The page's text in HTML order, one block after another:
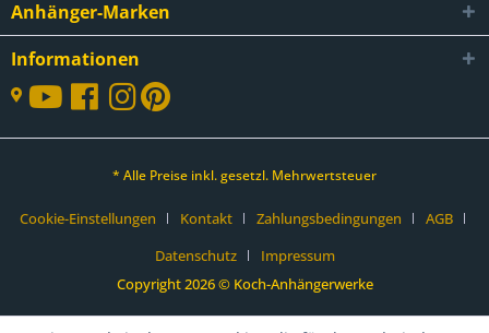
Anhänger-Marken
Informationen
* Alle Preise inkl. gesetzl. Mehrwertsteuer
Cookie-Einstellungen Kontakt Zahlungsbedingungen
AGB
Datenschutz
Impressum
Copyright 2026 © Koch-Anhängerwerke